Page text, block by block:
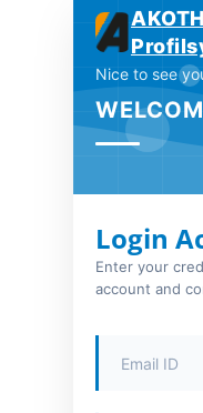
Nice to see
Login
Enter your
account and